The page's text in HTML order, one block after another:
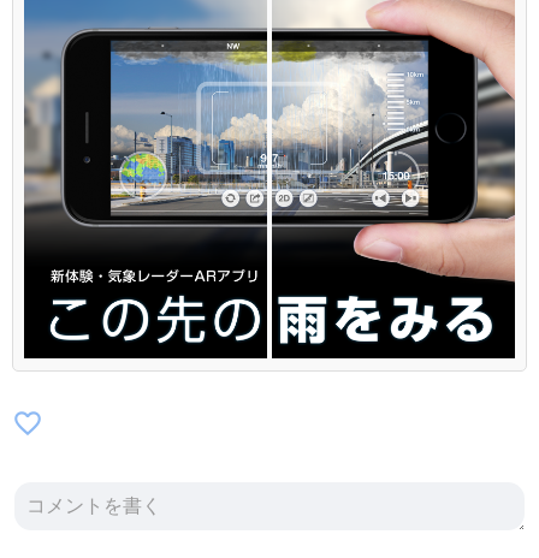
favorite_border